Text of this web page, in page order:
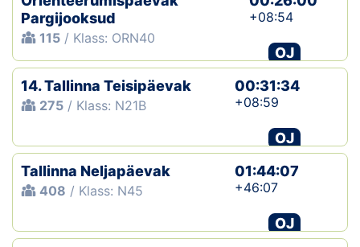
Pargijooksud
115 / Klass: ORN40
+08:54
OJ
14. Tallinna Teisipäevak
275 / Klass: N21B
00:31:34
+08:59
OJ
Tallinna Neljapäevak
408 / Klass: N45
01:44:07
+46:07
OJ